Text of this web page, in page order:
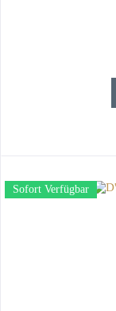
Sofort Verfügbar